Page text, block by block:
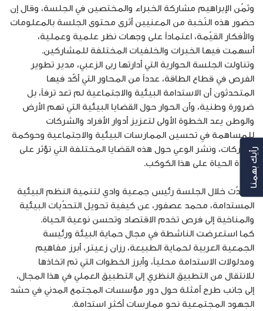
وثمّن الإبراهيم مشاركة الخبراء والمختصين في الجلسة، وقال إن
حضور هذه النُخبة من المعنيين أثرى محتوى الجلسة بالمعلومات
والأفكار القيّمة، اعتماداً على وجهات نظر علمية وعملية،
أسهمت فيها الخبرات والخلفيات المختلفة للمشاركين.
وتناولت الجلسة الحوارية التي أدارتها ربى الزعبي، مدير تطوير
الفرص في قطاع الطاقة، عدداً من المحاور التي أكّد فيها
المتحدثون أن الاستدامة البيئية والاجتماعية لم تعد ترفاً، بل
ضرورة وطنية، وأن الحوار حول القضايا البيئية التي تهم الأرض
والوطن يعد الخطوة الأولى لتعزيز أدوار الأفراد والشركات
للمساهمة في تحسين الممارسات البيئية والاجتماعية وحوكمة
الشركات، ونشر الوعي حول هذه القضايا المختلفة التي تؤثر على
جودة الحياة على هذا الكوكب.
وتحدّث خلال الجلسة رئيس جمعية وادي لتنمية النظم البيئية
المستدامة، محمد عصفور، عن كيفية تحويل التحدّيات البيئية
والمناخية إلى فرص تخدم الاقتصاد وتحسن نوعية الحياة.
كما استعرضت الناشطة في مجال حماية البيئة ورئيسة
الجمعية العربية لحماية الطبيعة، رزان زعيتر، أبرز مفاهيم
ومدلولات الاستدامة محلياً، وأبرز الخطوات التي تم اتخاذها
للانتقال من التطبيق النظري إلى التطبيق العملي في هذا المجال،
إلى جانب طرح أمثلة حول دور مؤسسات المجتمع المدني في حشد
الجهود المجتمعية نحو ممارسات أكثر استدامة.
رأيك بهمنا